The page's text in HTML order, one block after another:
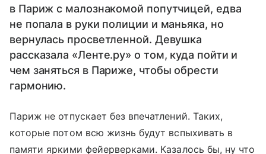
в Париж с малознакомой попутчицей, едва
не попала в руки полиции и маньяка, но
вернулась просветленной. Девушка
рассказала «Ленте.ру» о том, куда пойти и
чем заняться в Париже, чтобы обрести
гармонию.
Париж не отпускает без впечатлений. Таких,
которые потом всю жизнь будут вспыхивать в
памяти яркими фейерверками. Казалось бы, ну что